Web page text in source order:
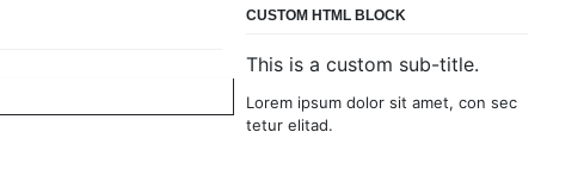
CUSTOM HTML BLOCK
This is a custom sub-title.
Lorem ipsum dolor sit amet, con sec
tetur elitad.